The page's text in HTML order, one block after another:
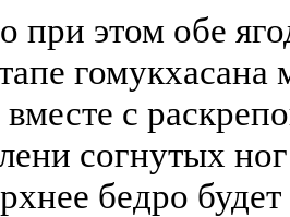
при этом обе
с
согнутых
бедро